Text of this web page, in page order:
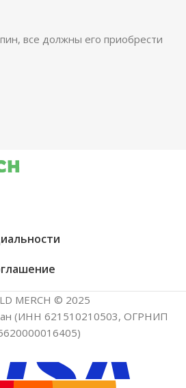
все должны его приобрести
MERCH © 2025
(ИНН 621510210503, ОГРНИП